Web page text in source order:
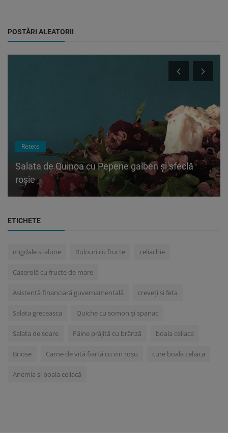
POSTĂRI ALEATORII
Retete
Salata de Quinoa cu Pepene galben și sfeclă
roșie
ETICHETE
migdale si alune Rulouri cu fructe celiachie
Caserolă cu fructe de mare
Asistență financiară guvernamentală creveți și feta
Salata greceasca Quiche cu somon și spanac
Salata de soare Pâine prăjită cu brânză boala celiaca
Briose Carne de vită fiartă cu vin roșu cure boala celiaca
Anemia și boala celiacă